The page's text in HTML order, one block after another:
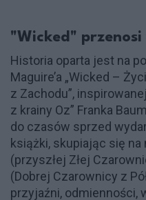
"Wicked"
Historia oparta jest na
Maguire’a „Wicked –
z Zachodu”,
z krainy Oz” Franka
do czasów sprzed
książki, skupiając się
(przyszłej Złej
(Dobrej Czarownicy z
przyjaźni, odmienności,